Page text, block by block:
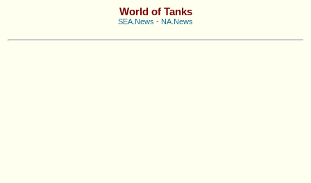
World of Tanks
SEA.News - NA.News